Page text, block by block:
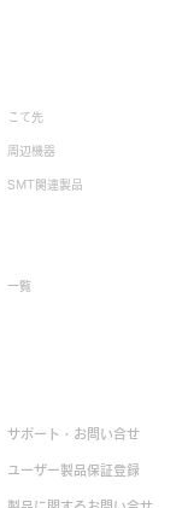
こて先
周辺機器
SMT関連製品
一覧
サポート・お問い合せ
ユーザー製品保証登録